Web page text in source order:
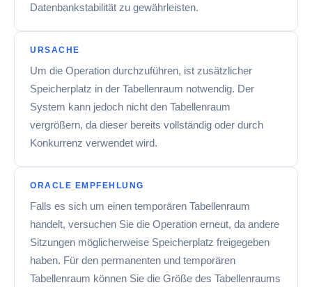
Datenbankstabilität zu gewährleisten.
URSACHE
Um die Operation durchzuführen, ist zusätzlicher
Speicherplatz in der Tabellenraum notwendig. Der
System kann jedoch nicht den Tabellenraum
vergrößern, da dieser bereits vollständig oder durch
Konkurrenz verwendet wird.
ORACLE EMPFEHLUNG
Falls es sich um einen temporären Tabellenraum
handelt, versuchen Sie die Operation erneut, da andere
Sitzungen möglicherweise Speicherplatz freigegeben
haben. Für den permanenten und temporären
Tabellenraum können Sie die Größe des Tabellenraums